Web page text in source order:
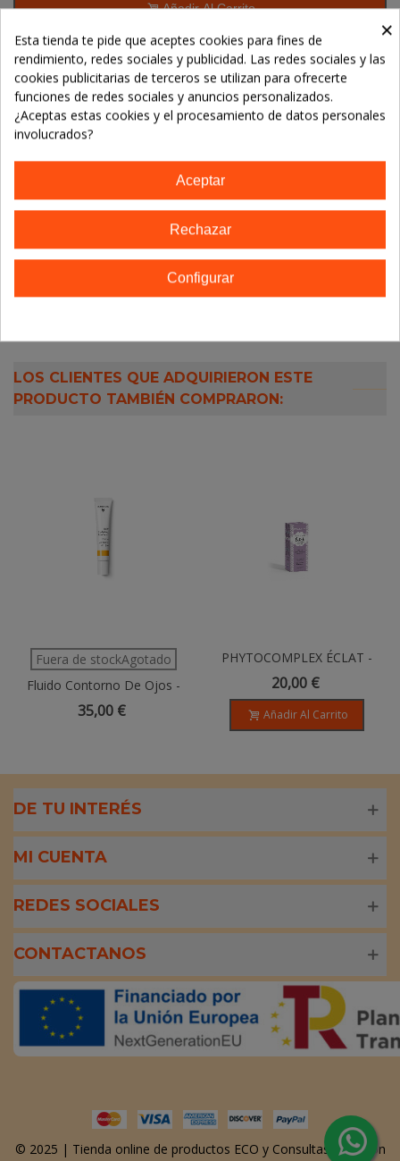
Añadir Al Carrito
Referencia: 84135680128111
Marca: Esential Aroms (INTERSA)
LOS CLIENTES QUE ADQUIRIERON ESTE
PRODUCTO TAMBIÉN COMPRARON:
Fuera de stockAgotado
Fluido Contorno De Ojos -
13ml
35,00 €
PHYTOCOMPLEX ÉCLAT -
15ML
20,00 €
Añadir Al Carrito
DE TU INTERÉS
MI CUENTA
REDES SOCIALES
CONTACTANOS
© 2025 | Tienda online de productos ECO y Consultas Nutrición
×
Esta tienda te pide que aceptes cookies para fines de
rendimiento, redes sociales y publicidad. Las redes sociales y las
cookies publicitarias de terceros se utilizan para ofrecerte
funciones de redes sociales y anuncios personalizados.
¿Aceptas estas cookies y el procesamiento de datos personales
involucrados?
Aceptar
Rechazar
Configurar